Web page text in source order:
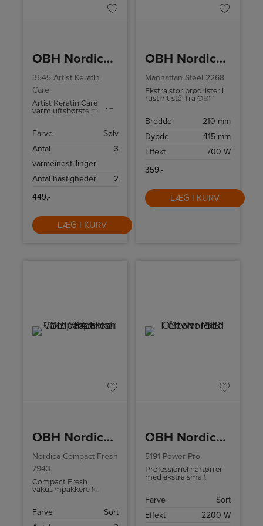
OBH Nordica Varmluftsbørste
3545 Artist Keratin
Care
Artist Keratin Care
varmluftsbørste med 3
funktion samt 2
børstehoveder.
Farve
Sølv
Antal
varmeindstillinger
3
Antal hastigheder
2
449,-
LÆG I KURV
OBH Nordica Brødrister
Manhattan Steel 2268
Ekstra stor brødrister i
rustfrit stål fra OBH
for nem rengøring samt
gør det let at tage
Bredde
210 mm
Dybde
415 mm
Effekt
700 W
359,-
LÆG I KURV
OBH Nordica Vakuumpakker Compact Fresh 7943
Nordica Compact Fresh
7943
Compact Fresh
vakuumpakkere kan
pakke i minuttet.
Farve
Sort
OBH Nordica Hårtørrer
5191 Power Pro
Professionel hårtørrer
med ekstra smalt
koncentration af
ved tørring og styling.
Farve
Sort
Effekt
2200 W